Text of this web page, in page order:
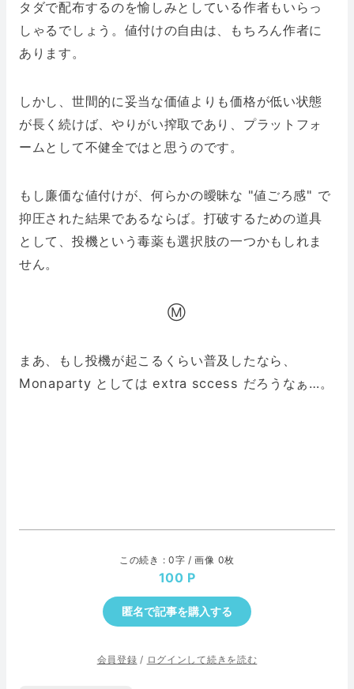
タダで配布するのを愉しみとしている作者もいらっ
しゃるでしょう。値付けの自由は、もちろん作者に
あります。
しかし、世間的に妥当な価値よりも価格が低い状態
が長く続けば、やりがい搾取であり、プラットフォ
ームとして不健全ではと思うのです。
もし廉価な値付けが、何らかの曖昧な "値ごろ感" で
抑圧された結果であるならば。打破するための道具
として、投機という毒薬も選択肢の一つかもしれま
せん。
Ⓜ️
まあ、もし投機が起こるくらい普及したなら、
Monaparty としては extra sccess だろうなぁ…。
この続き : 0字 / 画像 0枚
100
匿名で記事を購入する
会員登録 / ログインして続きを読む